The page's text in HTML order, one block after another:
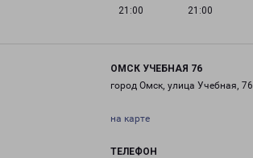
21:00
21:00
ОМСК УЧЕБНАЯ 76
город Омск, улица Учебная, 76
на карте
ТЕЛЕФОН